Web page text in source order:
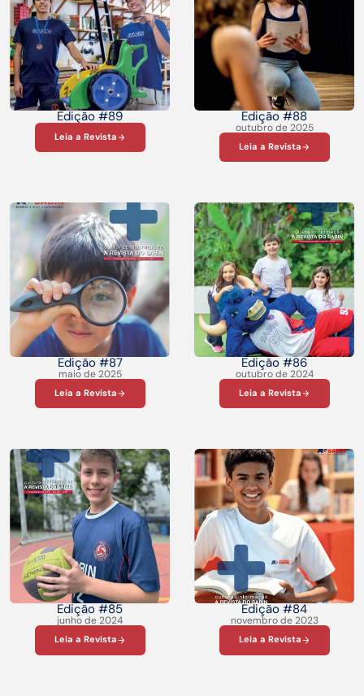
Edição #89
Leia a Revista
Edição #88
outubro de 2025
Leia a Revista
Edição #87
maio de 2025
Leia a Revista
Edição #86
outubro de 2024
Leia a Revista
Edição #85
junho de 2024
Leia a Revista
Edição #84
novembro de 2023
Leia a Revista